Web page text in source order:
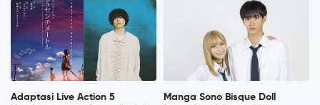
Adaptasi Live Action 5
Manga Sono Bisque Doll